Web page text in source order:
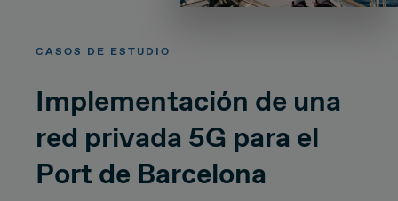
CASOS DE ESTUDIO
Implementación de una
red privada 5G para el
Port de Barcelona